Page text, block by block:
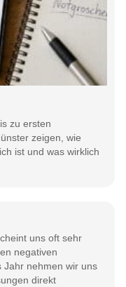
zu ersten
zeigen, wie
ist und was wirklich
uns oft sehr
negativen
Jahr nehmen wir uns
direkt